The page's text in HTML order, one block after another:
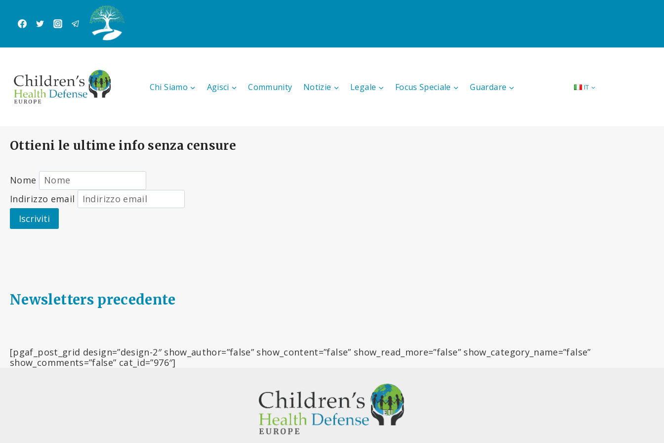
contenuto
Chi Siamo Agisci Community Notizie Legale Focus Speciale Guardare IT
Ottieni le ultime info senza censure
Nome
Indirizzo email
Iscriviti
Newsletters precedente
[pgaf_post_grid design=”design-2″ show_author=”false” show_content=”false” show_read_more=”false” show_category_name=”false”
show_comments=”false” cat_id=”976″]